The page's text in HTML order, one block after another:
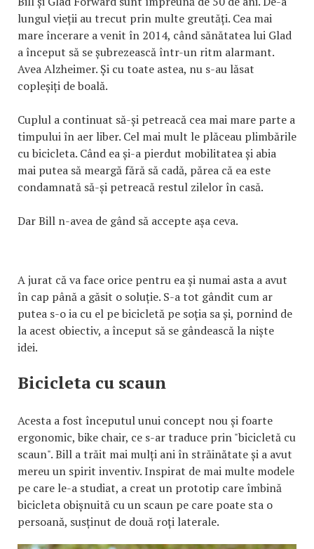
lungul vieții au trecut prin multe greutăți. Cea mai
mare încerare a venit în 2014, când sănătatea lui Glad
a început să se șubrezească într-un ritm alarmant.
Avea Alzheimer. Și cu toate astea, nu s-au lăsat
copleșiți de boală.
Cuplul a continuat să-și petreacă cea mai mare parte a
timpului în aer liber. Cel mai mult le plăceau plimbările
cu bicicleta. Când ea și-a pierdut mobilitatea și abia
mai putea să meargă fără să cadă, părea că ea este
condamnată să-și petreacă restul zilelor în casă.
Dar Bill n-avea de gând să accepte așa ceva.
A jurat că va face orice pentru ea și numai asta a avut
în cap până a găsit o soluție. S-a tot gândit cum ar
putea s-o ia cu el pe bicicletă pe soția sa și, pornind de
la acest obiectiv, a început să se gândească la niște
idei.
Bicicleta cu scaun
Acesta a fost începutul unui concept nou și foarte
ergonomic, bike chair, ce s-ar traduce prin "bicicletă cu
scaun". Bill a trăit mai mulți ani în străinătate și a avut
mereu un spirit inventiv. Inspirat de mai multe modele
pe care le-a studiat, a creat un prototip care îmbină
bicicleta obișnuită cu un scaun pe care poate sta o
persoană, susținut de două roți laterale.